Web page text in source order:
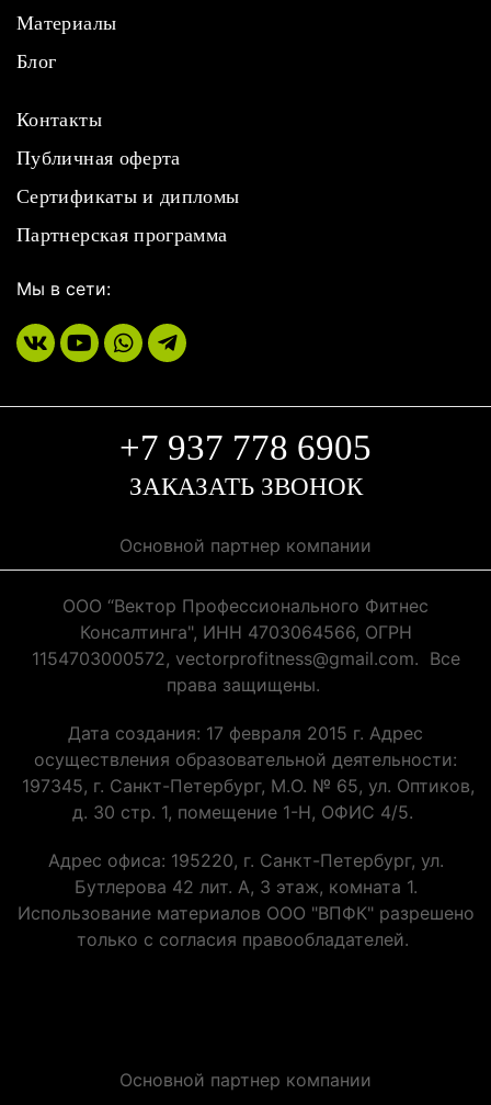
Материалы
Блог
Контакты
Публичная оферта
Сертификаты и дипломы
Партнерская программа
Мы в сети:
+7 937 778 6905
ЗАКАЗАТЬ ЗВОНОК
Основной партнер компании
ООО “Вектор Профессионального Фитнес
Консалтинга", ИНН 4703064566, ОГРН
1154703000572, vectorprofitness@gmail.com. Все
права защищены.
Дата создания: 17 февраля 2015 г. Адрес
осуществления образовательной деятельности:
197345, г. Санкт-Петербург, М.О. № 65, ул. Оптиков,
д. 30 стр. 1, помещение 1-Н, ОФИС 4/5.
Адрес офиса: 195220, г. Санкт-Петербург, ул.
Бутлерова 42 лит. А, 3 этаж, комната 1.
Использование материалов ООО "ВПФК" разрешено
только с согласия правообладателей.
Основной партнер компании